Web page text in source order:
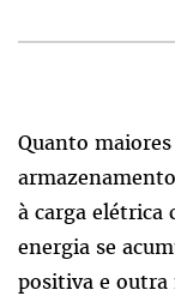
Quanto maiores
à carga elétrica
energia se
positiva e outra